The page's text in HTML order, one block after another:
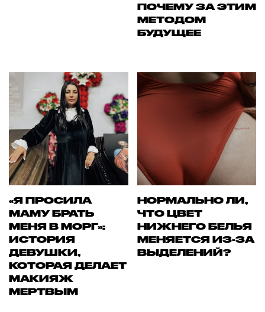
ПОЧЕМУ ЗА ЭТИМ
МЕТОДОМ
БУДУЩЕЕ
«Я ПРОСИЛА
МАМУ БРАТЬ
МЕНЯ В МОРГ»:
ИСТОРИЯ
ДЕВУШКИ,
КОТОРАЯ ДЕЛАЕТ
МАКИЯЖ
МЕРТВЫМ
НОРМАЛЬНО ЛИ,
ЧТО ЦВЕТ
НИЖНЕГО БЕЛЬЯ
МЕНЯЕТСЯ ИЗ-ЗА
ВЫДЕЛЕНИЙ?